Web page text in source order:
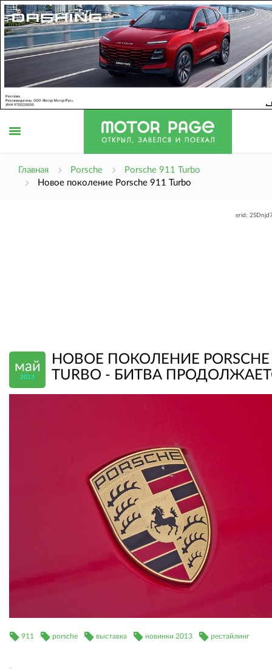
Главная Porsche
Porsche 911 Turbo
Новое поколение Porsche 911 Turbo
erid:
май
2013
НОВОЕ ПОКОЛЕНИЕ PORSCHE
TURBO - БИТВА
911 porsche выставка новинки 2013 рестайлинг